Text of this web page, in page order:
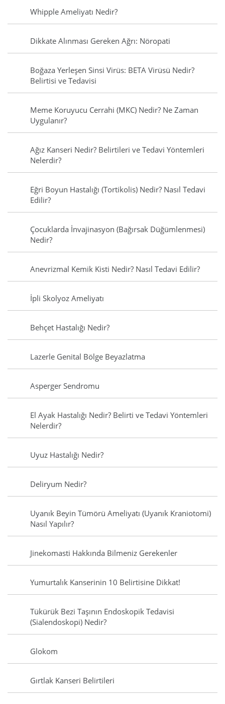
Whipple Ameliyatı Nedir?
Dikkate Alınması Gereken Ağrı: Nöropati
Boğaza Yerleşen Sinsi Virüs: BETA Virüsü Nedir?
Belirtisi ve Tedavisi
Meme Koruyucu Cerrahi (MKC) Nedir? Ne Zaman
Uygulanır?
Ağız Kanseri Nedir? Belirtileri ve Tedavi Yöntemleri
Nelerdir?
Eğri Boyun Hastalığı (Tortikolis) Nedir? Nasıl Tedavi
Edilir?
Çocuklarda İnvajinasyon (Bağırsak Düğümlenmesi)
Nedir?
Anevrizmal Kemik Kisti Nedir? Nasıl Tedavi Edilir?
İpli Skolyoz Ameliyatı
Behçet Hastalığı Nedir?
Lazerle Genital Bölge Beyazlatma
Asperger Sendromu
El Ayak Hastalığı Nedir? Belirti ve Tedavi Yöntemleri
Nelerdir?
Uyuz Hastalığı Nedir?
Deliryum Nedir?
Uyanık Beyin Tümörü Ameliyatı (Uyanık Kraniotomi)
Nasıl Yapılır?
Jinekomasti Hakkında Bilmeniz Gerekenler
Yumurtalık Kanserinin 10 Belirtisine Dikkat!
Tükürük Bezi Taşının Endoskopik Tedavisi
(Sialendoskopi) Nedir?
Glokom
Gırtlak Kanseri Belirtileri